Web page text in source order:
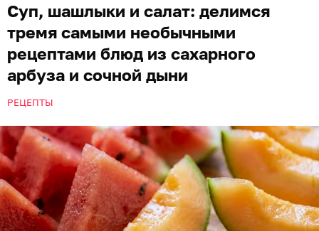
Суп, шашлыки и салат: делимся
тремя самыми необычными
рецептами блюд из сахарного
арбуза и сочной дыни
РЕЦЕПТЫ